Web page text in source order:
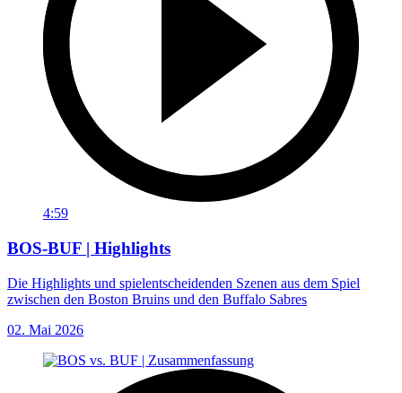
4:59
BOS-BUF | Highlights
Die Highlights und spielentscheidenden Szenen aus dem Spiel
zwischen den Boston Bruins und den Buffalo Sabres
02. Mai 2026